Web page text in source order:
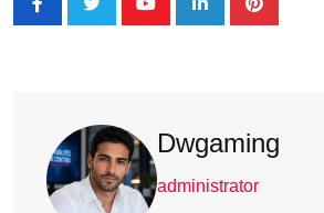
Dwgaming
administrator